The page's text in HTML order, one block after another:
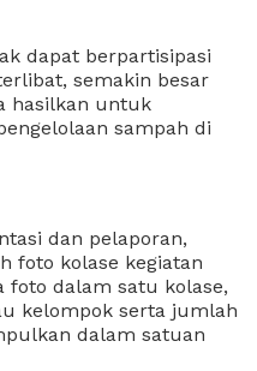
dapat berpartisipasi
semakin besar
hasilkan untuk
sampah di
dan pelaporan,
foto kolase kegiatan
foto dalam satu kolase,
kelompok serta jumlah
dalam satuan